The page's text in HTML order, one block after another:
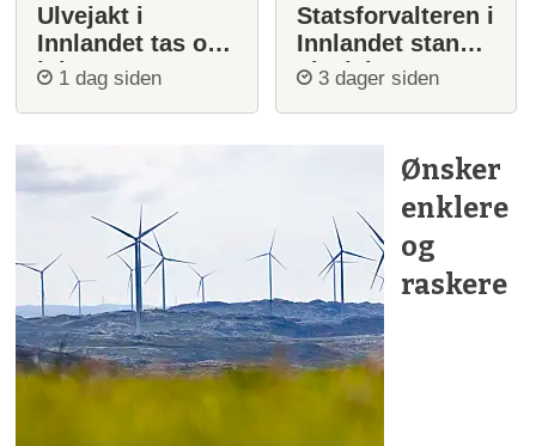
Ulvejakt i
Innlandet tas opp
igjen
1 dag siden
Statsforvalteren i
Innlandet stanser
ulvejakt
3 dager siden
Ønsker
enklere
og
raskere